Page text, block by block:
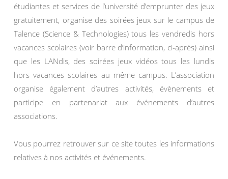
étudiantes et services de l’université d’emprunter des jeux
gratuitement, organise des soirées jeux sur le campus de
Talence (Science & Technologies) tous les vendredis hors
vacances scolaires (voir barre d’information, ci-après) ainsi
que les LANdis, des soirées jeux vidéos tous les lundis
hors vacances scolaires au même campus. L’association
organise également d’autres activités, évènements et
participe en partenariat aux événements d’autres
associations.
Vous pourrez retrouver sur ce site toutes les informations
relatives à nos activités et événements.